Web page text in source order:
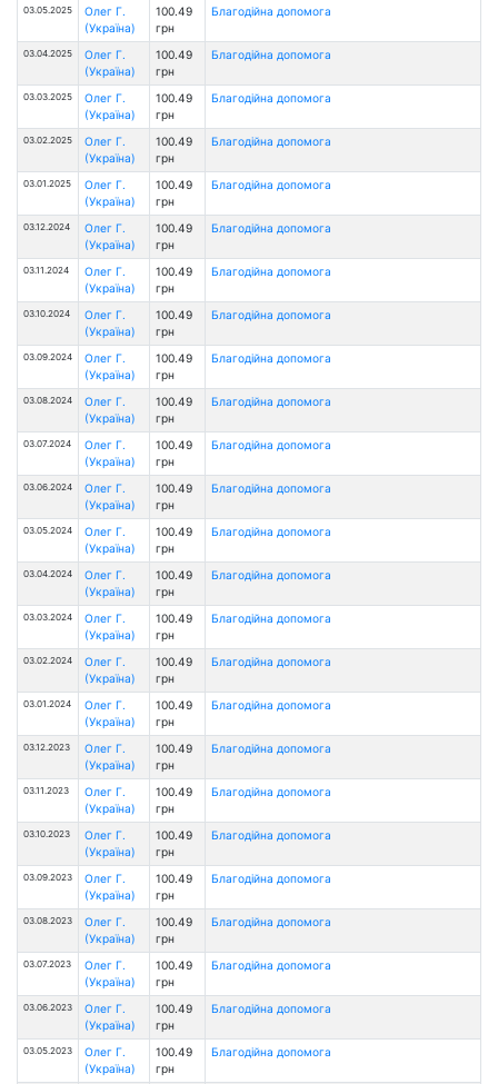
03.05.2025
Олег Г.
(Україна)
100.49
грн
Благодійна допомога
03.04.2025
Олег Г.
(Україна)
100.49
грн
Благодійна допомога
03.03.2025
Олег Г.
(Україна)
100.49
грн
Благодійна допомога
03.02.2025
Олег Г.
(Україна)
100.49
грн
Благодійна допомога
03.01.2025
Олег Г.
(Україна)
100.49
грн
Благодійна допомога
03.12.2024
Олег Г.
(Україна)
100.49
грн
Благодійна допомога
03.11.2024
Олег Г.
(Україна)
100.49
грн
Благодійна допомога
03.10.2024
Олег Г.
(Україна)
100.49
грн
Благодійна допомога
03.09.2024
Олег Г.
(Україна)
100.49
грн
Благодійна допомога
03.08.2024
Олег Г.
(Україна)
100.49
грн
Благодійна допомога
03.07.2024
Олег Г.
(Україна)
100.49
грн
Благодійна допомога
03.06.2024
Олег Г.
(Україна)
100.49
грн
Благодійна допомога
03.05.2024
Олег Г.
(Україна)
100.49
грн
Благодійна допомога
03.04.2024
Олег Г.
(Україна)
100.49
грн
Благодійна допомога
03.03.2024
Олег Г.
(Україна)
100.49
грн
Благодійна допомога
03.02.2024
Олег Г.
(Україна)
100.49
грн
Благодійна допомога
03.01.2024
Олег Г.
(Україна)
100.49
грн
Благодійна допомога
03.12.2023
Олег Г.
(Україна)
100.49
грн
Благодійна допомога
03.11.2023
Олег Г.
(Україна)
100.49
грн
Благодійна допомога
03.10.2023
Олег Г.
(Україна)
100.49
грн
Благодійна допомога
03.09.2023
Олег Г.
(Україна)
100.49
грн
Благодійна допомога
03.08.2023
Олег Г.
(Україна)
100.49
грн
Благодійна допомога
03.07.2023
Олег Г.
(Україна)
100.49
грн
Благодійна допомога
03.06.2023
Олег Г.
(Україна)
100.49
грн
Благодійна допомога
03.05.2023
Олег Г.
(Україна)
100.49
грн
Благодійна допомога